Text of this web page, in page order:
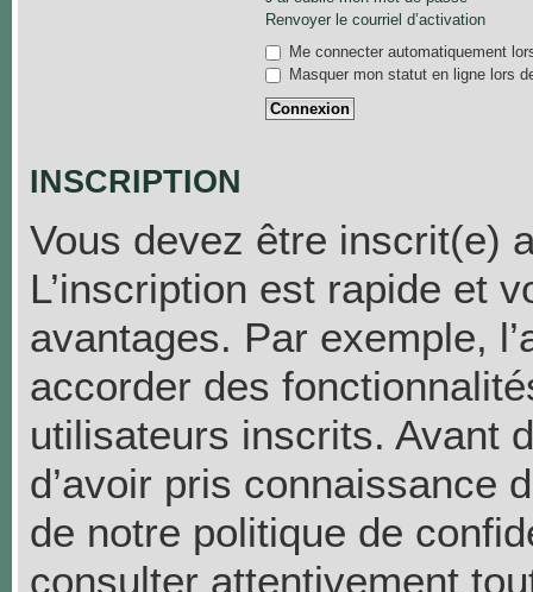
Renvoyer le courriel d’activation
Me connecter automatiquement
Masquer mon statut en ligne lors
INSCRIPTION
Vous devez être inscrit(e)
L’inscription est rapide et
avantages. Par exemple,
accorder des
utilisateurs inscrits. Avant
d’avoir pris connaissance
de notre politique de
consulter attentivement